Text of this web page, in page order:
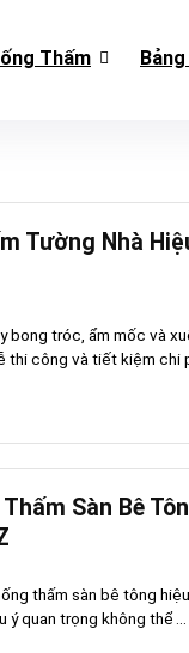
Thấm
Tường Nhà
bong tróc, ẩm mốc và
công và tiết kiệm chi
Sàn Bê
thấm sàn bê tông
quan trọng không thể ...